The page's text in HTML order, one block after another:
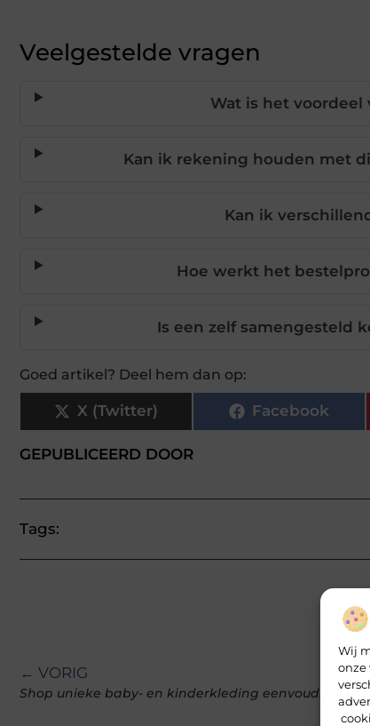
Wij
onze
Veelgestelde vragen
Wat is het
Kan ik rekening houden met
Kan ik
Hoe werkt het
Is een zelf samengesteld
Goed artikel? Deel hem dan op:
X (Twitter) Facebook
GEPUBLICEERD DOOR
Tags:
← VORIG
Shop unieke baby- en kinderkleding eenvoudig